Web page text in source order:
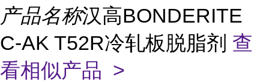
产品名称汉高BONDERITE
C-AK T52R冷轧板脱脂剂 查
看相似产品 >